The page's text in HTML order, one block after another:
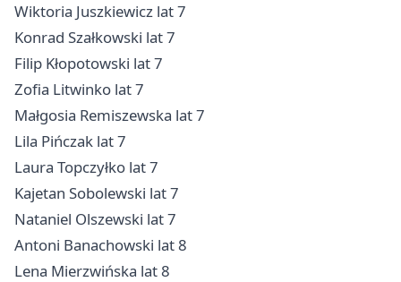
Wiktoria Juszkiewicz lat 7
Konrad Szałkowski lat 7
Filip Kłopotowski lat 7
Zofia Litwinko lat 7
Małgosia Remiszewska lat 7
Lila Pińczak lat 7
Laura Topczyłko lat 7
Kajetan Sobolewski lat 7
Nataniel Olszewski lat 7
Antoni Banachowski lat 8
Lena Mierzwińska lat 8